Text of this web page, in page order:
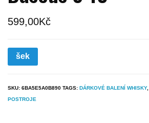
599,00Kč
šek
SKU: 6BA5E5A0B890 TAGS: DÁRKOVÉ BALENÍ WHISKY,
POSTROJE